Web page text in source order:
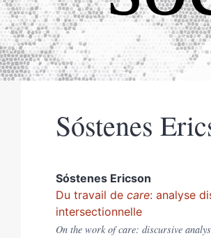
Sóstenes
Sóstenes Ericson
Du travail de care: analyse
intersectionnelle
On the work of care: discursive